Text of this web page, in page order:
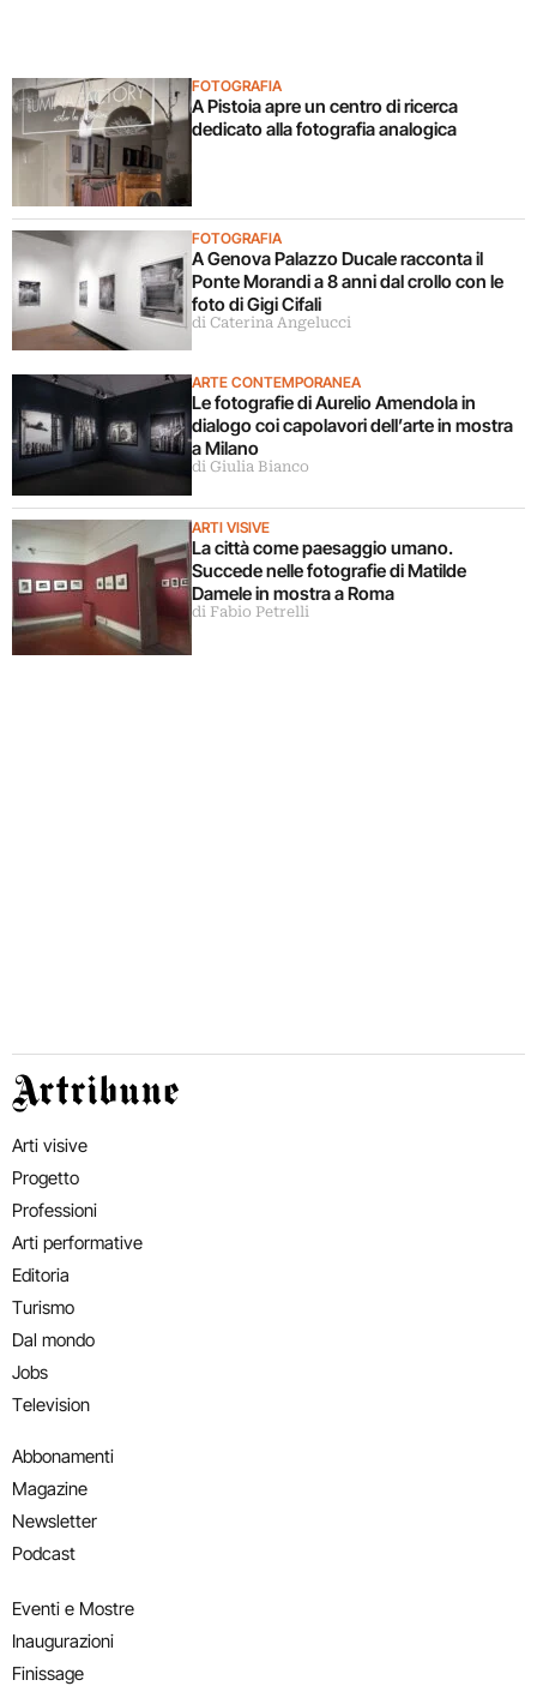
FOTOGRAFIA
A Pistoia apre un centro di ricerca
dedicato alla fotografia analogica
FOTOGRAFIA
A Genova Palazzo Ducale racconta il
Ponte Morandi a 8 anni dal crollo con le
foto di Gigi Cifali
di Caterina Angelucci
ARTE CONTEMPORANEA
Le fotografie di Aurelio Amendola in
dialogo coi capolavori dell’arte in mostra
a Milano
di Giulia Bianco
ARTI VISIVE
La città come paesaggio umano.
Succede nelle fotografie di Matilde
Damele in mostra a Roma
di Fabio Petrelli
Artribune
Arti visive
Progetto
Professioni
Arti performative
Editoria
Turismo
Dal mondo
Jobs
Television
Abbonamenti
Magazine
Newsletter
Podcast
Eventi e Mostre
Inaugurazioni
Finissage